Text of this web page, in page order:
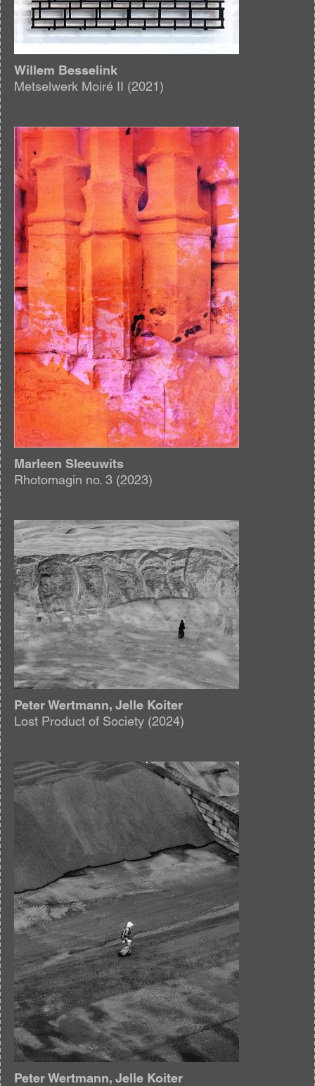
Willem Besselink
Metselwerk Moiré II (2021)
Afbeelding
Marleen Sleeuwits
Rhotomagin no. 3 (2023)
Afbeelding
Peter Wertmann, Jelle Koiter
Lost Product of Society (2024)
Afbeelding
Peter Wertmann, Jelle Koiter